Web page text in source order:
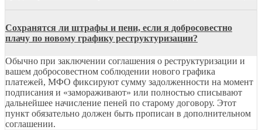
Сохранятся ли штрафы и пени, если я добросовестно
плачу по новому графику реструктуризации?
Обычно при заключении соглашения о реструктуризации и
вашем добросовестном соблюдении нового графика
платежей, МФО фиксируют сумму задолженности на момент
подписания и «замораживают» или полностью списывают
дальнейшее начисление пеней по старому договору. Этот
пункт обязательно должен быть прописан в дополнительном
соглашении.